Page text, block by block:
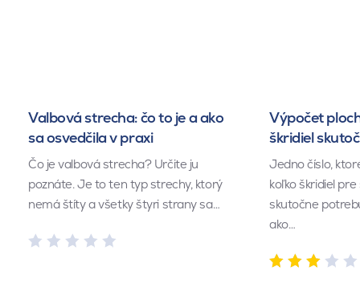
Valbová strecha: čo to je a ako
sa osvedčila v praxi
Čo je valbová strecha? Určite ju
poznáte. Je to ten typ strechy, ktorý
nemá štíty a všetky štyri strany sa…
Výpočet
škridiel
Jedno číslo,
koľko škridiel
skutočne
ako…